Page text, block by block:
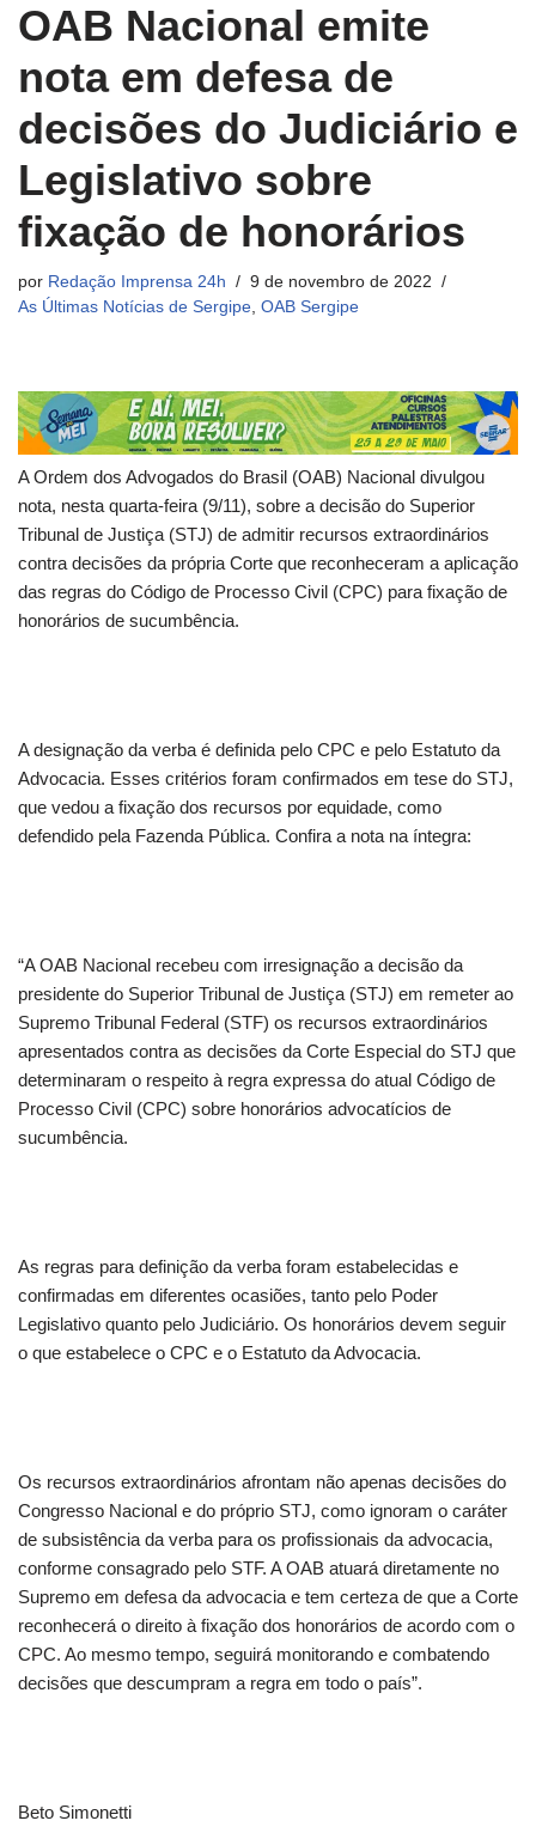
OAB Nacional emite
nota em defesa de
decisões do Judiciário e
Legislativo sobre
fixação de honorários
por Redação Imprensa 24h
9 de novembro de 2022
As Últimas Notícias de Sergipe, OAB Sergipe
A Ordem dos Advogados do Brasil (OAB) Nacional divulgou
nota, nesta quarta-feira (9/11), sobre a decisão do Superior
Tribunal de Justiça (STJ) de admitir recursos extraordinários
contra decisões da própria Corte que reconheceram a aplicação
das regras do Código de Processo Civil (CPC) para fixação de
honorários de sucumbência.
A designação da verba é definida pelo CPC e pelo Estatuto da
Advocacia. Esses critérios foram confirmados em tese do STJ,
que vedou a fixação dos recursos por equidade, como
defendido pela Fazenda Pública. Confira a nota na íntegra:
“A OAB Nacional recebeu com irresignação a decisão da
presidente do Superior Tribunal de Justiça (STJ) em remeter ao
Supremo Tribunal Federal (STF) os recursos extraordinários
apresentados contra as decisões da Corte Especial do STJ que
determinaram o respeito à regra expressa do atual Código de
Processo Civil (CPC) sobre honorários advocatícios de
sucumbência.
As regras para definição da verba foram estabelecidas e
confirmadas em diferentes ocasiões, tanto pelo Poder
Legislativo quanto pelo Judiciário. Os honorários devem seguir
o que estabelece o CPC e o Estatuto da Advocacia.
Os recursos extraordinários afrontam não apenas decisões do
Congresso Nacional e do próprio STJ, como ignoram o caráter
de subsistência da verba para os profissionais da advocacia,
conforme consagrado pelo STF. A OAB atuará diretamente no
Supremo em defesa da advocacia e tem certeza de que a Corte
reconhecerá o direito à fixação dos honorários de acordo com o
CPC. Ao mesmo tempo, seguirá monitorando e combatendo
decisões que descumpram a regra em todo o país”.
Beto Simonetti